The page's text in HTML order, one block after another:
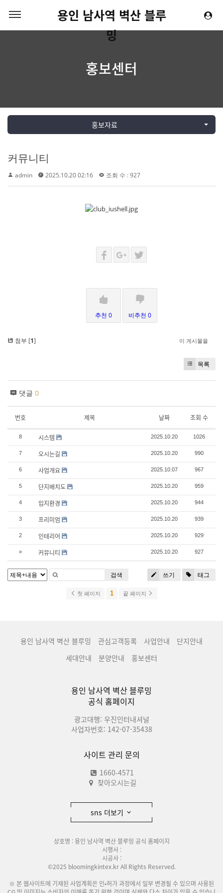
용인 남사역 벽산 블루
밍
홍보센터
홍보자료
커뮤니티
admin 2025.10.20 02:16 조회 수 : 927
추천 0 비추천 0
첨부 [1] 이 게시물을
목록
댓글 0
번호 제목 날짜 조회 수
8 시스템 2025.10.20 1026
7 오시는길 2025.10.20 990
6 사업개요 2025.10.07 967
5 단지배치도 2025.10.20 959
4 입지환경 2025.10.20 944
3 프리미엄 2025.10.20 939
2 인테리어 2025.10.20 929
» 커뮤니티 2025.10.20 927
쓰기 태그
검색
첫 페이지 1 끝 페이지
용인 남사역 벽산 블루밍 관심고객등록 사업안내
단지안내
세대안내
분양안내 홍보센터
용인 남사역 벽산 블루밍
공식 홈페이지
광고대행: 우진인터내셔널
사업자번호: 142-07-35438
사이트 관리 문의
1660-4571
찾아오시는길
sns 더보기
상호명 : 용인 남사역 벽산 블루밍 공식 홈페이지
시행사 :
시공사 :
©2025 bloomingkintex.kr All Rights Reserved.
※ 본 웹사이트에 기재된 사업계획은 인•허가 과정에서 일부 변경될 수 있으며 사용된